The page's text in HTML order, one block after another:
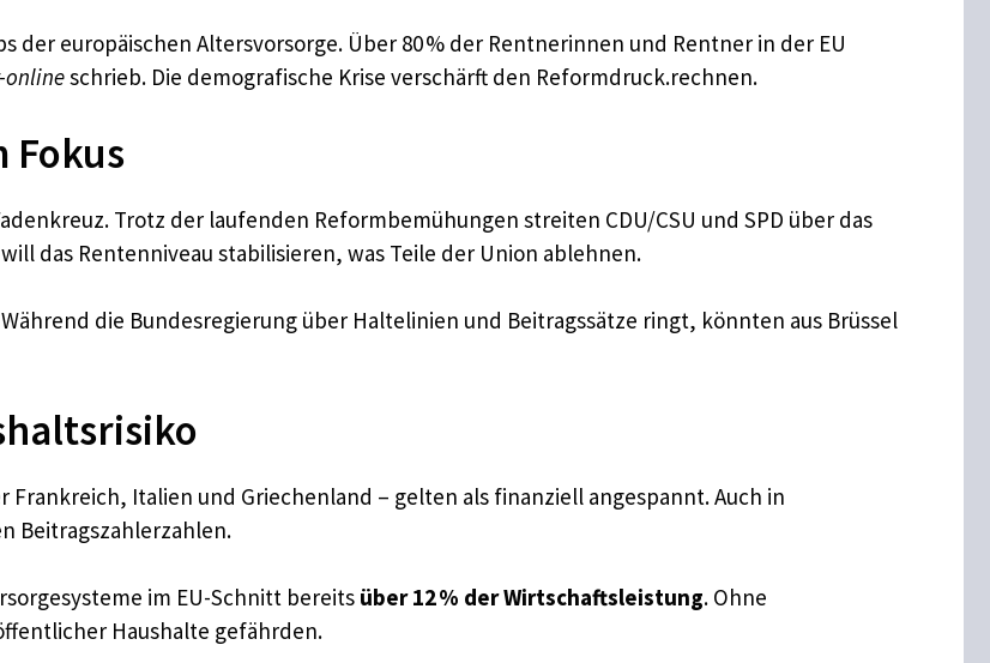
der europäischen Altersvorsorge. Über 80 % der Rentnerinnen und Rentner in der EU
onlineschrieb. Die demografische Krise verschärft den Reformdruck.rechnen.
Fokus
Trotz der laufenden Reformbemühungen streiten CDU/CSU und SPD über das
das Rentenniveau stabilisieren, was Teile der Union ablehnen.​
die Bundesregierung über Haltelinien und Beitragssätze ringt, könnten aus Brüssel
Italien und Griechenland – gelten als finanziell angespannt. Auch in
Beitragszahlerzahlen.
im EU-Schnitt bereits über 12 % der Wirtschaftsleistung. Ohne
Haushalte gefährden.